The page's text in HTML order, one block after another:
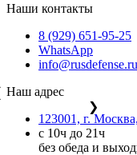
Наши контакты
8 (929) 651-95-25
WhatsApp
info@rusdefense.ru
Наш адрес
❯
123001, г.
с 10ч до 21ч
без обеда и